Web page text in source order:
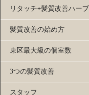
リタッチ+髪質改善ハーブ
髪質改善の始め方
東区最大級の個室数
3つの髪質改善
スタッフ